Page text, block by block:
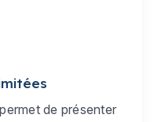
de présenter